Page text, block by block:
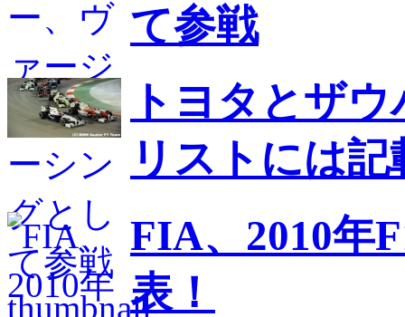
て参戦
トヨタとザ
リストには
FIA、2010年
表！